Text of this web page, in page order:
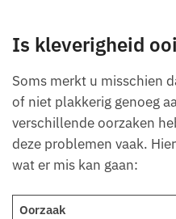
Is kleverigheid
Soms merkt u misschien
of niet plakkerig genoeg
verschillende oorzaken
deze problemen vaak.
wat er mis kan gaan:
Oorzaak